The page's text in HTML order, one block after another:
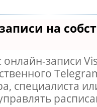
на
записи
специалиста